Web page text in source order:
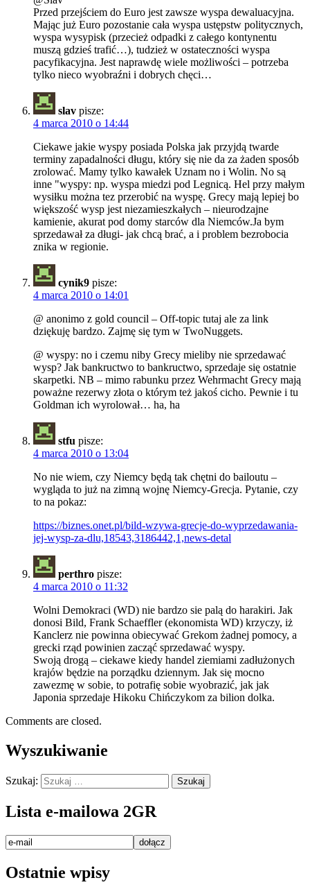
Przed przejściem do Euro jest zawsze wyspa dewaluacyjna.
Mając już Euro pozostanie cała wyspa ustępstw politycznych,
wyspa wysypisk (przecież odpadki z całego kontynentu
muszą gdzieś trafić…), tudzież w ostateczności wyspa
pacyfikacyjna. Jest naprawdę wiele możliwości – potrzeba
tylko nieco wyobraźni i dobrych chęci…
slav pisze:
4 marca 2010 o 14:44
Ciekawe jakie wyspy posiada Polska jak przyjdą twarde
terminy zapadalności długu, który się nie da za żaden sposób
zrolować. Mamy tylko kawałek Uznam no i Wolin. No są
inne "wyspy: np. wyspa miedzi pod Legnicą. Hel przy małym
wysiłku można tez przerobić na wyspę. Grecy mają lepiej bo
większość wysp jest niezamieszkałych – nieurodzajne
kamienie, akurat pod domy starców dla Niemców.Ja bym
sprzedawał za długi- jak chcą brać, a i problem bezrobocia
znika w regionie.
cynik9 pisze:
4 marca 2010 o 14:01
@ anonimo z gold council – Off-topic tutaj ale za link
dziękuję bardzo. Zajmę się tym w TwoNuggets.
@ wyspy: no i czemu niby Grecy mieliby nie sprzedawać
wysp? Jak bankructwo to bankructwo, sprzedaje się ostatnie
skarpetki. NB – mimo rabunku przez Wehrmacht Grecy mają
poważne rezerwy złota o którym też jakoś cicho. Pewnie i tu
Goldman ich wyrolował… ha, ha
stfu pisze:
4 marca 2010 o 13:04
No nie wiem, czy Niemcy będą tak chętni do bailoutu –
wygląda to już na zimną wojnę Niemcy-Grecja. Pytanie, czy
to na pokaz:
https://biznes.onet.pl/bild-wzywa-grecje-do-wyprzedawania-
jej-wysp-za-dlu,18543,3186442,1,news-detal
perthro pisze:
4 marca 2010 o 11:32
Wolni Demokraci (WD) nie bardzo sie palą do harakiri. Jak
donosi Bild, Frank Schaeffler (ekonomista WD) krzyczy, iż
Kanclerz nie powinna obiecywać Grekom żadnej pomocy, a
grecki rząd powinien zacząć sprzedawać wyspy.
Swoją drogą – ciekawe kiedy handel ziemiami zadłużonych
krajów będzie na porządku dziennym. Jak się mocno
zawezmę w sobie, to potrafię sobie wyobrazić, jak jak
Japonia sprzedaje Hikoku Chińczykom za bilion dolka.
Comments are closed.
Wyszukiwanie
Szukaj:
Lista e-mailowa 2GR
Ostatnie wpisy